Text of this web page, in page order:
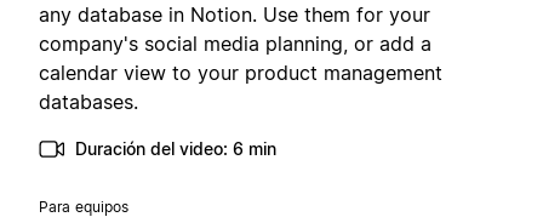
any database in Notion. Use them for your
company's social media planning, or add a
calendar view to your product management
databases.
Duración del video: 6 min
Para equipos